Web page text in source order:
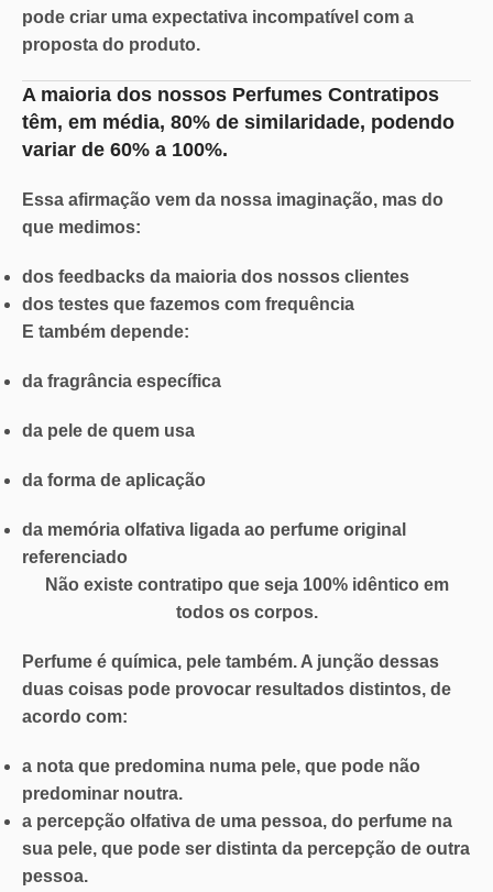
pode criar uma expectativa incompatível com a
proposta do produto.
A maioria dos nossos Perfumes Contratipos
têm, em média, 80% de similaridade, podendo
variar de 60% a 100%.
Essa afirmação vem da nossa imaginação, mas do
que medimos:
dos feedbacks da maioria dos nossos clientes
dos testes que fazemos com frequência
E também depende:
da fragrância específica
da pele de quem usa
da forma de aplicação
da memória olfativa ligada ao perfume original
referenciado
Não existe contratipo que seja 100% idêntico em
todos os corpos.
Perfume é química, pele também. A junção dessas
duas coisas pode provocar resultados distintos, de
acordo com:
a nota que predomina numa pele, que pode não
predominar noutra.
a percepção olfativa de uma pessoa, do perfume na
sua pele, que pode ser distinta da percepção de outra
pessoa.